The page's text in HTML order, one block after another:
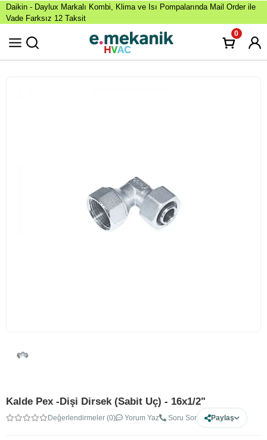
Daikin - Daylux Markalı Kombi, Klima ve Isı Pompalarında Mail Order ile
Vade Farksız 12 Taksit
0
Kalde Pex -Dişi Dirsek (Sabit Uç) - 16x1/2"
Değerlendirmeler (0) Yorum Yaz Soru Sor Paylaş